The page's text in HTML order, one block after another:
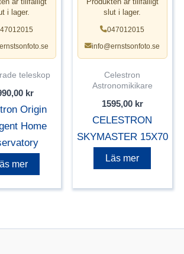
i lager.
teleskop
kr
Origin
Home
mer
slut i lager.
047012015
info@ernstsonfoto.se
Celestron
Astronomikikare
1595,00 kr
CELESTRON
SKYMASTER 15X70
Läs mer